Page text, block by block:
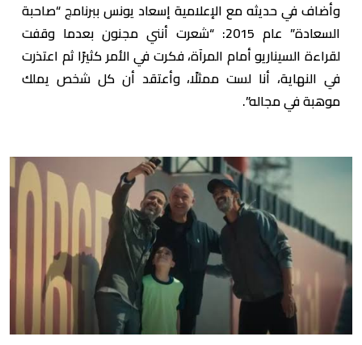
وأضاف في حديثه مع الإعلامية إسعاد يونس ببرنامج “صاحبة
السعادة” عام 2015: “شعرت أنني مجنون بعدما وقفت
لقراءة السيناريو أمام المرآة، فكرت في الأمر كثيرًا ثم اعتذرت
في النهاية، أنا لست ممثلًا، وأعتقد أن كل شخص يملك
موهبة في مجاله”.